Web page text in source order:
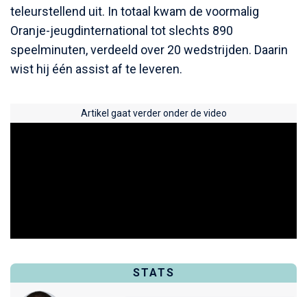
teleurstellend uit. In totaal kwam de voormalig
Oranje-jeugdinternational tot slechts 890
speelminuten, verdeeld over 20 wedstrijden. Daarin
wist hij één assist af te leveren.
Artikel gaat verder onder de video
STATS